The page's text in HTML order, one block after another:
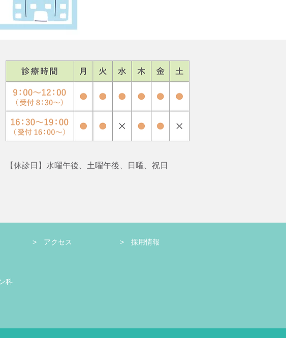
【休診日】水曜午後、土曜午後、日曜、祝日
> アクセス
> 採用情報
科